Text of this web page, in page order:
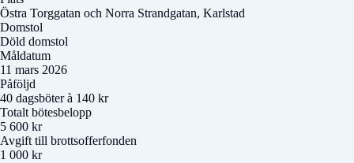
Östra Torggatan och Norra Strandgatan, Karlstad
Domstol
Döld domstol
Måldatum
11 mars 2026
Påföljd
40 dagsböter à 140 kr
Totalt bötesbelopp
5 600 kr
Avgift till brottsofferfonden
1 000 kr